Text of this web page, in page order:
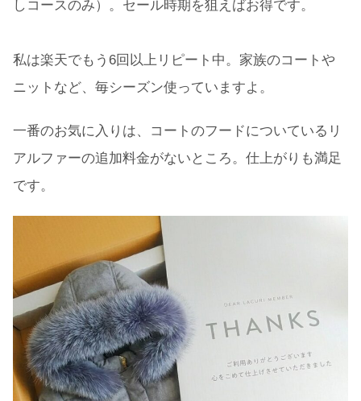
しコースのみ）。セール時期を狙えばお得です。
私は楽天でもう6回以上リピート中。家族のコートや
ニットなど、毎シーズン使っていますよ。
一番のお気に入りは、コートのフードについているリ
アルファーの追加料金がないところ。仕上がりも満足
です。